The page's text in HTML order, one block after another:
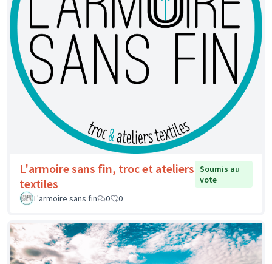
L'armoire sans fin, troc et ateliers
textiles
Soumis au
vote
L'armoire sans fin
0 0